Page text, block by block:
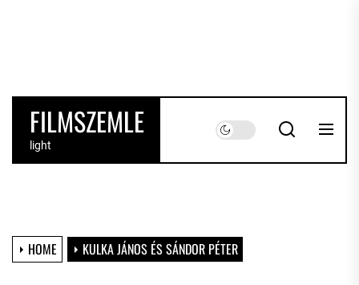
FILMSZEMLE
light
HOME KULKA JÁNOS ÉS SÁNDOR PÉTER